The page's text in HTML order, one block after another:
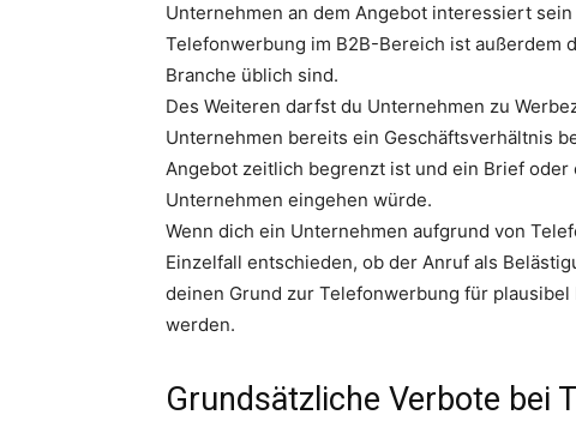
Unternehmen an dem Angebot interessiert
Telefonwerbung im B2B-Bereich ist außerdem
Branche üblich sind.
Des Weiteren darfst du Unternehmen zu
Unternehmen bereits ein Geschäftsverhältnis
Angebot zeitlich begrenzt ist und ein Brief
Unternehmen eingehen würde.
Wenn dich ein Unternehmen aufgrund von
Einzelfall entschieden, ob der Anruf als
deinen Grund zur Telefonwerbung für
werden.
Grundsätzliche Verbote bei